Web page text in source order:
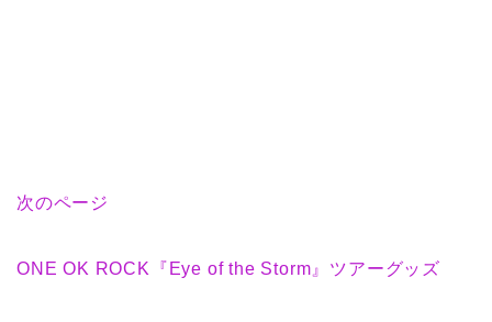
次のページ
ONE OK ROCK『Eye of the Storm』ツアーグッズ